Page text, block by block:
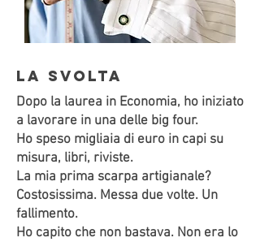
la svolta
Dopo la laurea in Economia, ho iniziato
a lavorare in una delle big four.
Ho speso migliaia di euro in capi su
misura, libri, riviste.
La mia prima scarpa artigianale?
Costosissima. Messa due volte. Un
fallimento.
Ho capito che non bastava. Non era lo